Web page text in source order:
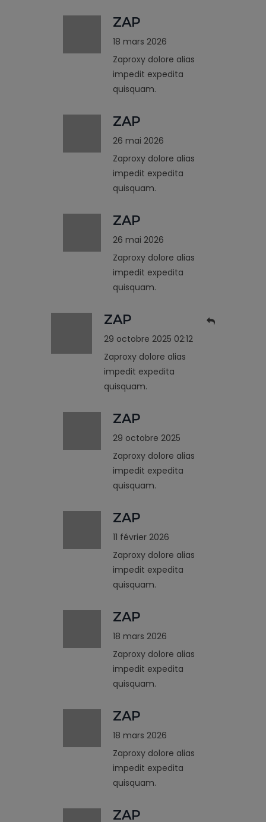
ZAP
18 mars 2026
Zaproxy dolore alias
impedit expedita
quisquam.
ZAP
26 mai 2026
Zaproxy dolore alias
impedit expedita
quisquam.
ZAP
26 mai 2026
Zaproxy dolore alias
impedit expedita
quisquam.
ZAP
29 octobre 2025 02:12
Zaproxy dolore alias
impedit expedita
quisquam.
ZAP
29 octobre 2025
Zaproxy dolore alias
impedit expedita
quisquam.
ZAP
11 février 2026
Zaproxy dolore alias
impedit expedita
quisquam.
ZAP
18 mars 2026
Zaproxy dolore alias
impedit expedita
quisquam.
ZAP
18 mars 2026
Zaproxy dolore alias
impedit expedita
quisquam.
ZAP